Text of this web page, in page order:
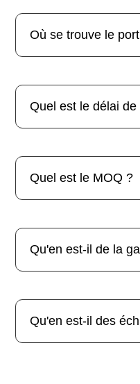
Où se trouve le
Quel est le délai
Quel est le MOQ ?
Qu'en est-il de la
Qu'en est-il des